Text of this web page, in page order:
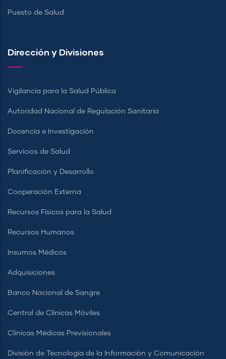
Puesto de Salud
Dirección y Divisiones
Vigilancia para la Salud Pública
Autoridad Nacional de Regulación Sanitaria
Docencia e Investigación
Servicios de Salud
Planificación y Desarrollo
Cooperación Externa
Recursos Físicos para la Salud
Recursos Humanos
Insumos Médicos
Adquisiciones
Banco Nacional de Sangre
Central de Clínicas Móviles
Clínicas Médicas Previsionales
División de Tecnología de la Información y Comunicación